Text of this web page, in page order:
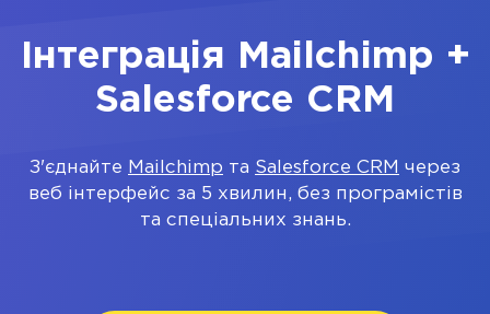
Інтеграція Mailchimp +
Salesforce CRM
З'єднайте Mailchimp та Salesforce CRM через
веб інтерфейс за 5 хвилин, без програмістів
та спеціальних знань.